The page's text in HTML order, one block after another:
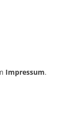
Impressum.